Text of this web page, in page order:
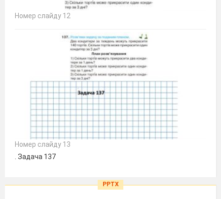
Номер слайду 12
Номер слайду 13
. Задача 137
PPTX